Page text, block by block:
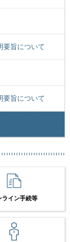
要旨について
要旨について
ライン手続等